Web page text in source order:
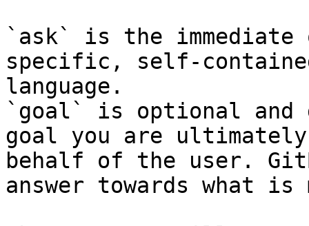
`ask` is the
specific, self-
language.
`goal` is optional and
goal you are
behalf of the user.
answer towards what